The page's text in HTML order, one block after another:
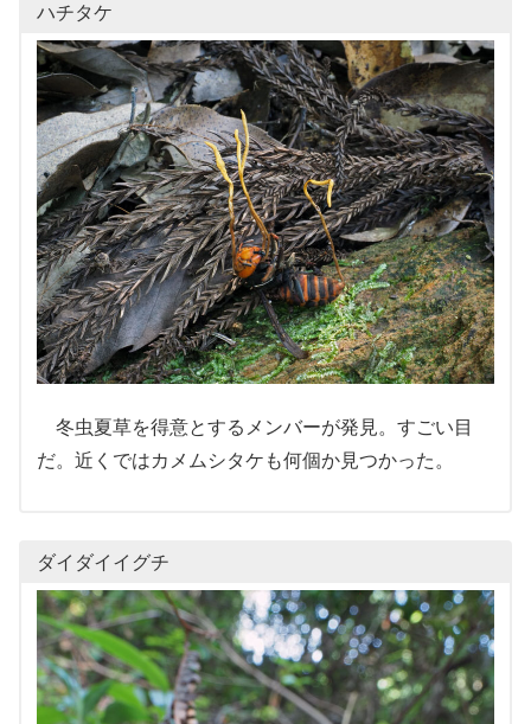
ハチタケ
冬虫夏草を得意とするメンバーが発見。すごい目
だ。近くではカメムシタケも何個か見つかった。
ダイダイイグチ